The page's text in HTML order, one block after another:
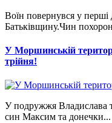
Воїн повернувся у перші
Батьківщину.Чин
У Моршинській
трійня!
У подружжя Владислава
син Максим та донечки...